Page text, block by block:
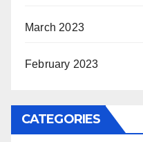
March 2023
February 2023
CATEGORIES